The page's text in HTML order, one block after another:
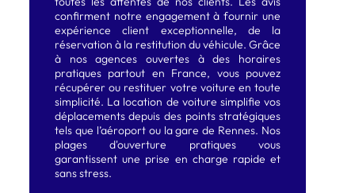
confirment notre engagement à fournir une
expérience client exceptionnelle, de la
réservation à la restitution du véhicule. Grâce
à nos agences ouvertes à des horaires
pratiques partout en France, vous pouvez
récupérer ou restituer votre voiture en toute
simplicité. La location de voiture simplifie vos
déplacements depuis des points stratégiques
tels que l’aéroport ou la gare de Rennes. Nos
plages d'ouverture pratiques vous
garantissent une prise en charge rapide et
sans stress.